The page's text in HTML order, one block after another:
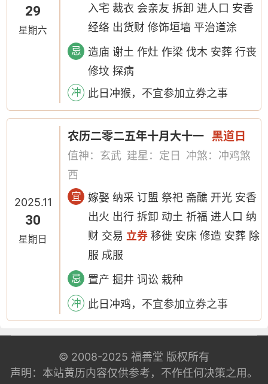
29
星期六
入宅 裁衣 会亲友 拆卸 进人口 安香
经络 出货财 修饰垣墙 平治道涂
忌
造庙 谢土 作灶 作梁 伐木 安葬 行丧
修坟 探病
冲 此日冲猴，不宜参加立券之事
2025.11
30
星期日
农历二零二五年十月大十一 黑道日
值神：玄武 建星：定日
冲煞：冲鸡煞
西
宜
嫁娶 纳采 订盟 祭祀 斋醮 开光 安香
出火 出行 拆卸 动土 祈福 进人口 纳
财 交易 立券 移徙 安床 修造 安葬 除
服 成服
忌 置产 掘井 词讼 栽种
冲 此日冲鸡，不宜参加立券之事
© 2008-2025 福善堂 版权所有
声明：本站黄历内容仅供参考，不作任何决策之用。